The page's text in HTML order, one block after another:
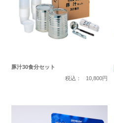
豚汁30食分セット
税込：
10,800円